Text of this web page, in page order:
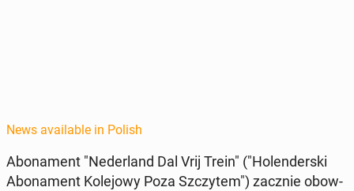
News available in Polish
Abona­ment "Ned­er­land Dal Vrij Trein" ("Holen­der­s­ki
Abona­ment Kole­jowy Poza Szczytem") zacznie obow­